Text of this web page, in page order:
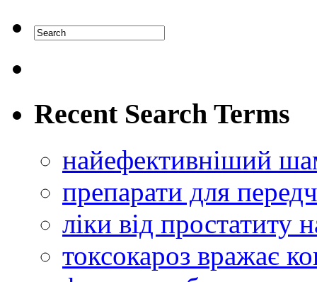
Recent Search Terms
найефективніший
препарати для
ліки від простатиту
токсокароз вражає